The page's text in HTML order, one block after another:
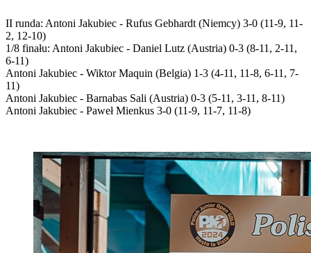
II runda: Antoni Jakubiec - Rufus Gebhardt (Niemcy) 3-0 (11-9, 11-
2, 12-10)
1/8 finału: Antoni Jakubiec - Daniel Lutz (Austria) 0-3 (8-11, 2-11,
6-11)
Antoni Jakubiec - Wiktor Maquin (Belgia) 1-3 (4-11, 11-8, 6-11, 7-
11)
Antoni Jakubiec - Barnabas Sali (Austria) 0-3 (5-11, 3-11, 8-11)
Antoni Jakubiec - Paweł Mienkus 3-0 (11-9, 11-7, 11-8)